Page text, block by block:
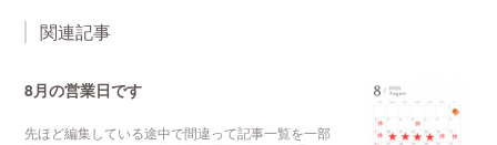
関連記事
8月の営業日です
先ほど編集している途中で間違って記事一覧を一部